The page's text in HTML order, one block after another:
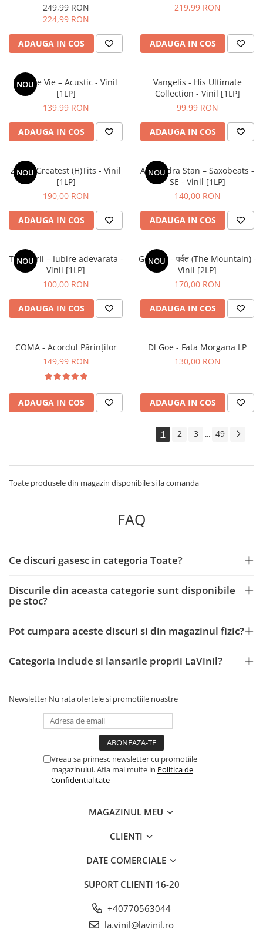
249,99 RON
224,99 RON
ADAUGA IN COS
219,99 RON
ADAUGA IN COS
NOU
Vita De Vie – Acustic - Vinil
[1LP]
139,99 RON
ADAUGA IN COS
Vangelis - His Ultimate
Collection - Vinil [1LP]
99,99 RON
ADAUGA IN COS
NOU
ZOB – Greatest (H)Tits - Vinil
[1LP]
190,00 RON
ADAUGA IN COS
NOU
Alexandra Stan – Saxobeats -
SE - Vinil [1LP]
140,00 RON
ADAUGA IN COS
NOU
Tapinarii – Iubire adevarata -
Vinil [1LP]
100,00 RON
ADAUGA IN COS
NOU
Gorillaz - पर्वत (The Mountain) -
Vinil [2LP]
170,00 RON
ADAUGA IN COS
COMA - Acordul Părinților
149,99 RON
ADAUGA IN COS
Dl Goe - Fata Morgana LP
130,00 RON
ADAUGA IN COS
1 2 3 ... 49
Toate produsele din magazin disponibile si la comanda
FAQ
Ce discuri gasesc in categoria Toate?
Discurile din aceasta categorie sunt disponibile
pe stoc?
Pot cumpara aceste discuri si din magazinul fizic?
Categoria include si lansarile proprii LaVinil?
Newsletter Nu rata ofertele si promotiile noastre
Vreau sa primesc newsletter cu promotiile
magazinului. Afla mai multe in Politica de
Confidentialitate
MAGAZINUL MEU
CLIENTI
DATE COMERCIALE
SUPORT CLIENTI 16-20
+40770563044
la.vinil@lavinil.ro